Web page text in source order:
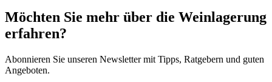
Machen Sie sich Ihre eigene Zusammenstellung aus diesen Modulen
in unserem online Weinkeller-Einrichtungstool (öffnet ein neues
Möchten Sie mehr über die Weinlagerung
erfahren?
Abonnieren Sie unseren Newsletter mit Tipps, Ratgebern und guten
Angeboten.